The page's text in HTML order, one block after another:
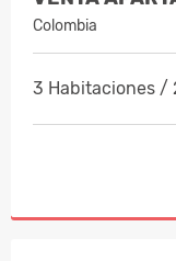
Colombia
3 Habitaciones /